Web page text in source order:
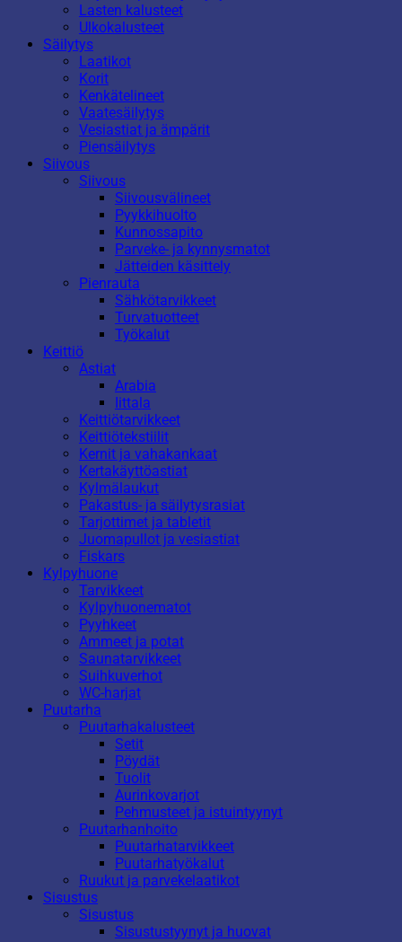
Lasten kalusteet
Ulkokalusteet
Säilytys
Laatikot
Korit
Kenkätelineet
Vaatesäilytys
Vesiastiat ja ämpärit
Piensäilytys
Siivous
Siivous
Siivousvälineet
Pyykkihuolto
Kunnossapito
Parveke- ja kynnysmatot
Jätteiden käsittely
Pienrauta
Sähkötarvikkeet
Turvatuotteet
Työkalut
Keittiö
Astiat
Arabia
Iittala
Keittiötarvikkeet
Keittiötekstiilit
Kernit ja vahakankaat
Kertakäyttöastiat
Kylmälaukut
Pakastus- ja säilytysrasiat
Tarjottimet ja tabletit
Juomapullot ja vesiastiat
Fiskars
Kylpyhuone
Tarvikkeet
Kylpyhuonematot
Pyyhkeet
Ammeet ja potat
Saunatarvikkeet
Suihkuverhot
WC-harjat
Puutarha
Puutarhakalusteet
Setit
Pöydät
Tuolit
Aurinkovarjot
Pehmusteet ja istuintyynyt
Puutarhanhoito
Puutarhatarvikkeet
Puutarhatyökalut
Ruukut ja parvekelaatikot
Sisustus
Sisustus
Sisustustyynyt ja huovat